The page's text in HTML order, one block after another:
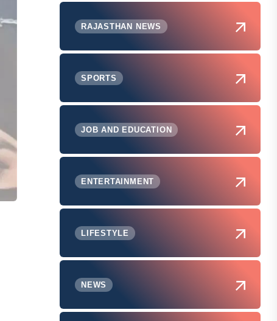
RAJASTHAN NEWS
SPORTS
JOB AND EDUCATION
ENTERTAINMENT
LIFESTYLE
NEWS